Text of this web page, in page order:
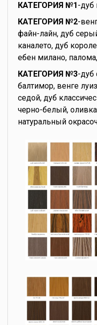
КАТЕГОРИЯ №1-дуб
КАТЕГОРИЯ №2-
файн-лайн, дуб
каналето, дуб
ебен милано,
КАТЕГОРИЯ №3-дуб
балтимор, венге
седой, дуб
черно-белый,
натуральный